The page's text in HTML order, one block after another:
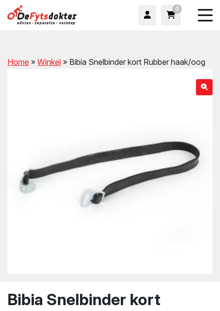
0
Home » Winkel » Bibia Snelbinder kort Rubber haak/oog
Bibia Snelbinder kort